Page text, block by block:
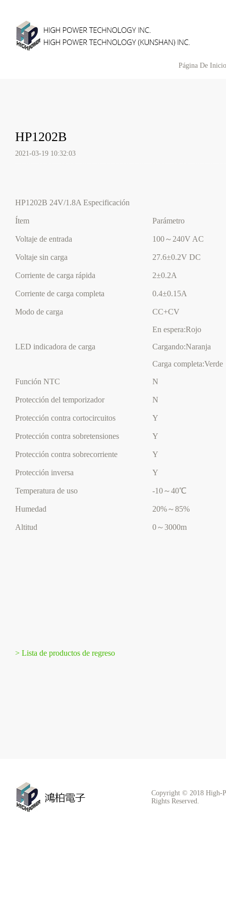
Página De Inicio
HP1202B
2021-03-19 10:32:03
HP1202B 24V/1.8A Especificación
Ítem Parámetro
Voltaje de entrada 100～240V AC
Voltaje sin carga 27.6±0.2V DC
Corriente de carga rápida 2±0.2A
Corriente de carga completa 0.4±0.15A
Modo de carga CC+CV
LED indicadora de carga
En espera:Rojo
Cargando:Naranja
Carga completa:Verde
Función NTC N
Protección del temporizador N
Protección contra cortocircuitos Y
Protección contra sobretensiones Y
Protección contra sobrecorriente Y
Protección inversa Y
Temperatura de uso -10～40℃
Humedad 20%～85%
Altitud 0～3000m
> Lista de productos de regreso
Copyright © 2018 High-
Rights Reserved.